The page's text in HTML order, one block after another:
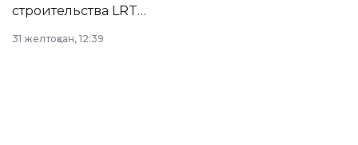
строительства LRT
республиканского
31 желтоқсан, 12:39